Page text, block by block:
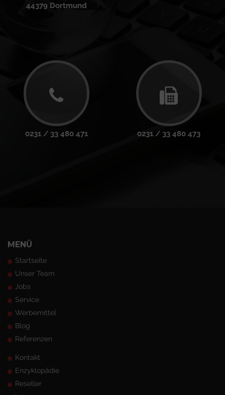
44379 Dortmund
0231 / 33 480 471 0231 / 33 480 473
MENÜ
Startseite
Unser Team
Jobs
Service
Werbemittel
Blog
Referenzen
Kontakt
Enzyklopädie
Reseller